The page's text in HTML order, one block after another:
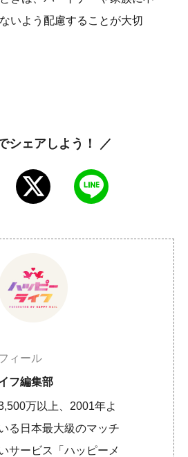
いよう配慮することが大切
シェアしよう！ ／
ィール
フ編集部
万以上、2001年よ
る日本最大級のマッチ
サービス「ハッピーメ